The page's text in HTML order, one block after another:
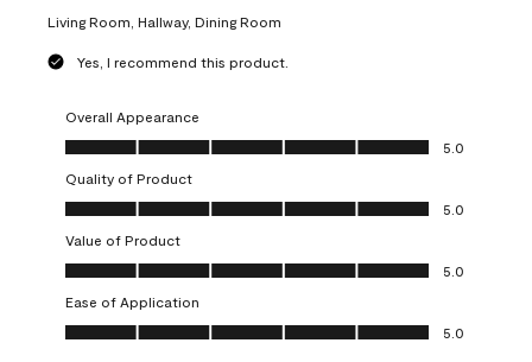
Living Room, Hallway, Dining Room
Yes, I recommend this product.
Overall Appearance
Overall Appearance, 5.0 out of 5
5.0
Quality of Product
Quality of Product, 5.0 out of 5
5.0
Value of Product
Value of Product, 5.0 out of 5
5.0
Ease of Application
Ease of Application, 5.0 out of 5
5.0